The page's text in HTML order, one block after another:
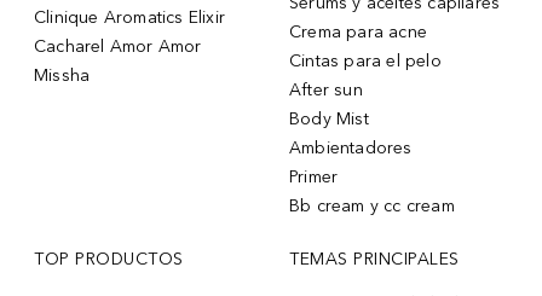
Clinique Aromatics Elixir
Cacharel Amor Amor
Missha
Crema para acne
Cintas para el pelo
After sun
Body Mist
Ambientadores
Primer
Bb cream y cc cream
TOP PRODUCTOS TEMAS PRINCIPALES